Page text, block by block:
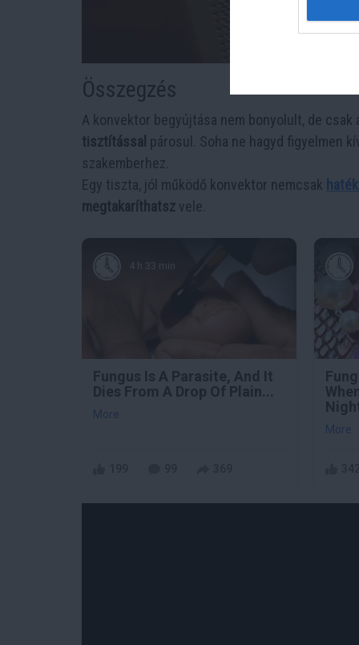
Összegzés
A konvektor begyújtása nem bonyolult, de csak
tisztítással párosul. Soha ne hagyd figyelmen
szakemberhez.
Egy tiszta, jól működő konvektor nemcsak
megtakaríthatsz vele.
4 h 33 min
Fungus Is A Parasite, And It
Dies From A Drop Of Plain...
More
More